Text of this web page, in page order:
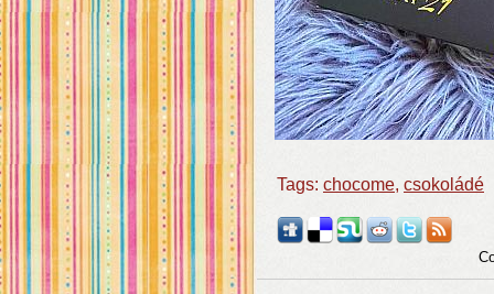
Tags: chocome, csokoládé